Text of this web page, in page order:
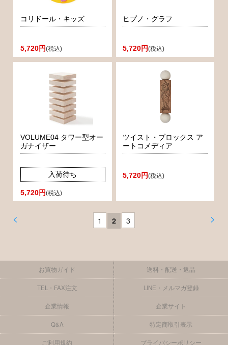
コリドール・キッズ
5,720円(税込)
ヒプノ・グラフ
5,720円(税込)
VOLUME04 タワー型オー
ガナイザー
入荷待ち
5,720円(税込)
ツイスト・ブロックス ア
ートコメディア
5,720円(税込)
< >
1 2 3
お買物ガイド 送料・配送・返品
TEL・FAX注文 LINE・メルマガ登録
企業情報 企業サイト
Q&A 特定商取引表示
ご利用規約 プライバシーポリシー